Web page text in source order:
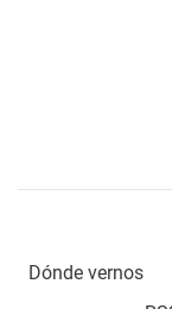
Dónde vernos